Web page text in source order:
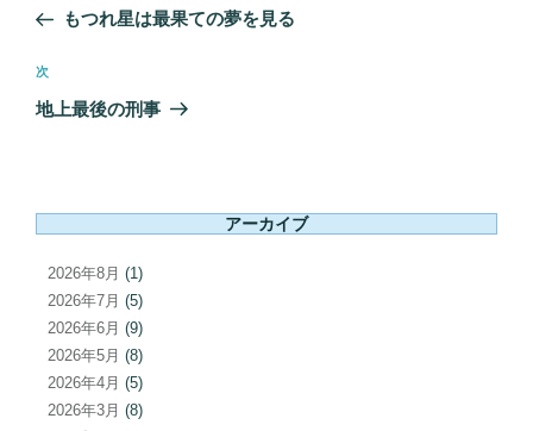
ナ
ビ
ー
ン
の
稿
もつれ星は最果ての夢を見る
次
の
次
地上最後の刑事
アーカイブ
2026年8月 (1)
2026年7月 (5)
2026年6月 (9)
2026年5月 (8)
2026年4月 (5)
2026年3月 (8)